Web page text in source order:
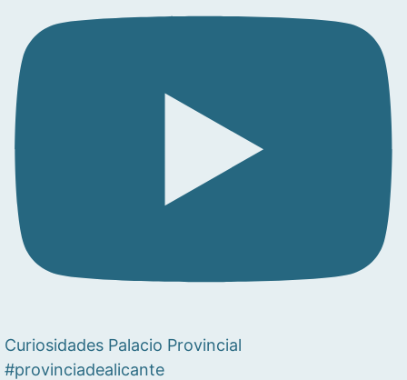
Curiosidades Palacio Provincial
#provinciadealicante